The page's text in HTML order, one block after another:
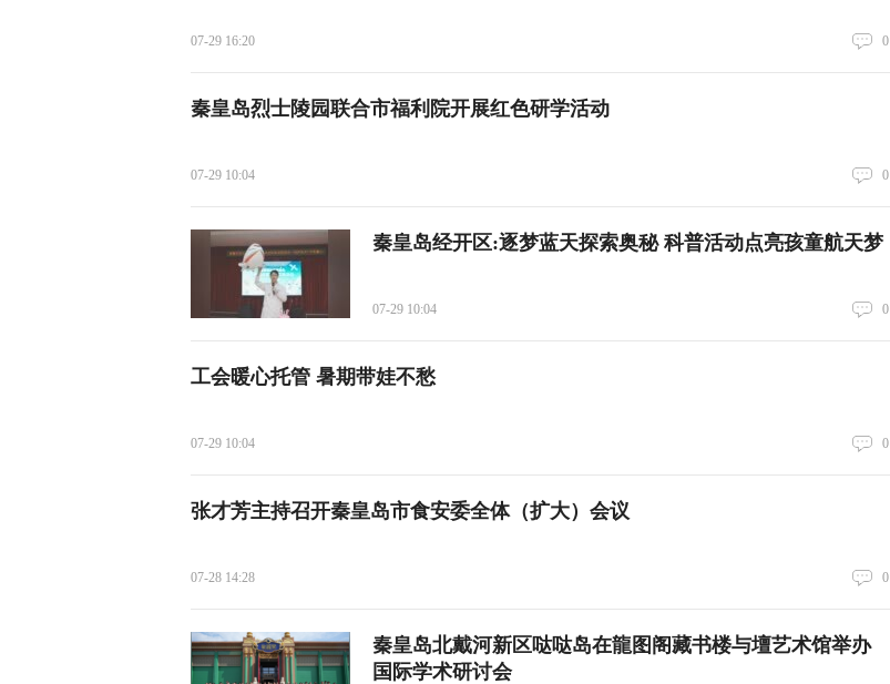
07-29 16:20 0
秦皇岛烈士陵园联合市福利院开展红色研学活动
07-29 10:04 0
秦皇岛经开区:逐梦蓝天探索奥秘 科普活动点亮孩童航天梦
07-29 10:04 0
工会暖心托管 暑期带娃不愁
07-29 10:04 0
张才芳主持召开秦皇岛市食安委全体（扩大）会议
07-28 14:28 0
秦皇岛北戴河新区哒哒岛在龍图阁藏书楼与壇艺术馆举办
国际学术研讨会